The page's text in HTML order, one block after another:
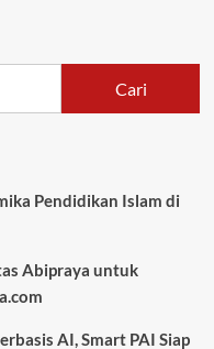
Cari
Pendidikan Islam di
Abipraya untuk
AI, Smart PAI Siap